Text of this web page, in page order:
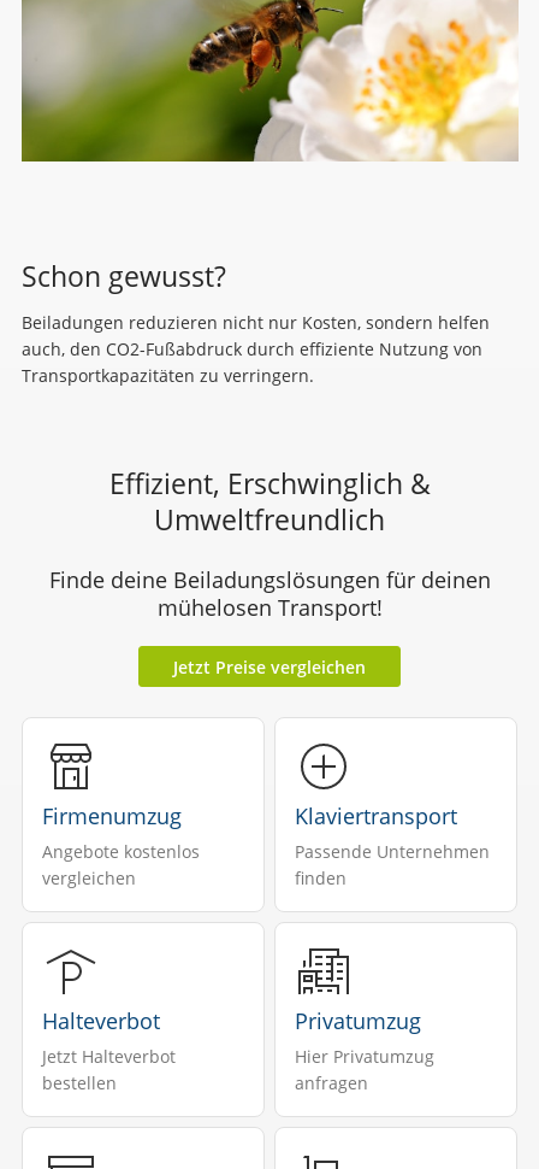
Schon gewusst?
Beiladungen reduzieren nicht nur Kosten, sondern helfen
auch, den CO2-Fußabdruck durch effiziente Nutzung von
Transportkapazitäten zu verringern.
Effizient, Erschwinglich &
Umweltfreundlich
Finde deine Beiladungslösungen für deinen
mühelosen Transport!
Jetzt Preise vergleichen
Firmenumzug
Angebote kostenlos
vergleichen
Klaviertransport
Passende Unternehmen
finden
Halteverbot
Jetzt Halteverbot
bestellen
Privatumzug
Hier Privatumzug
anfragen